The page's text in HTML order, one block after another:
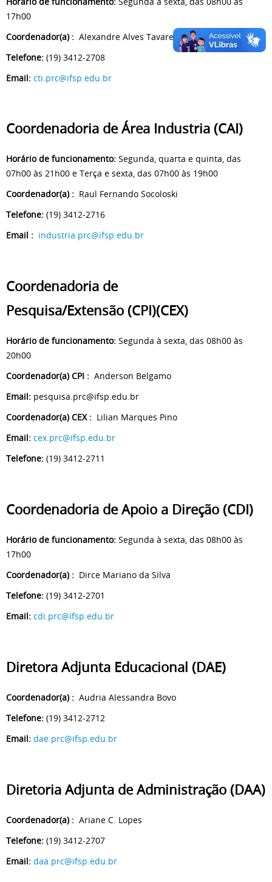
17h00
Coordenador(a) : Alexandre Alves Tavares
Telefone: (19) 3412-2708
Email: cti.prc@ifsp.edu.br
Coordenadoria de Área Industria (CAI)
Horário de funcionamento: Segunda, quarta e quinta, das
07h00 às 21h00 e Terça e sexta, das 07h00 às 19h00
Coordenador(a) : Raul Fernando Socoloski
Telefone: (19) 3412-2716
Email : industria.prc@ifsp.edu.br
Coordenadoria de
Pesquisa/Extensão (CPI)(CEX)
Horário de funcionamento: Segunda à sexta, das 08h00 às
20h00
Coordenador(a) CPI : Anderson Belgamo
Email: pesquisa.prc@ifsp.edu.br
Coordenador(a) CEX : Lilian Marques Pino
Email: cex.prc@ifsp.edu.br
Telefone: (19) 3412-2711
Coordenadoria de Apoio a Direção (CDI)
Horário de funcionamento: Segunda à sexta, das 08h00 às
17h00
Coordenador(a) : Dirce Mariano da Silva
Telefone: (19) 3412-2701
Email: cdi.prc@ifsp.edu.br
Diretora Adjunta Educacional (DAE)
Coordenador(a) : Audria Alessandra Bovo
Telefone: (19) 3412-2712
Email: dae.prc@ifsp.edu.br
Diretoria Adjunta de Administração (DAA)
Coordenador(a) : Ariane C. Lopes
Telefone: (19) 3412-2707
Email: daa.prc@ifsp.edu.br